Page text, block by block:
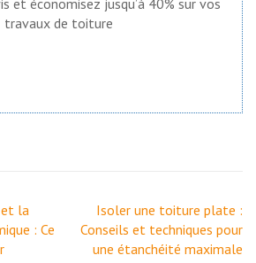
travaux de toiture
la
: Ce
Isoler une toiture plate :
Conseils et techniques pour
une étanchéité maximale